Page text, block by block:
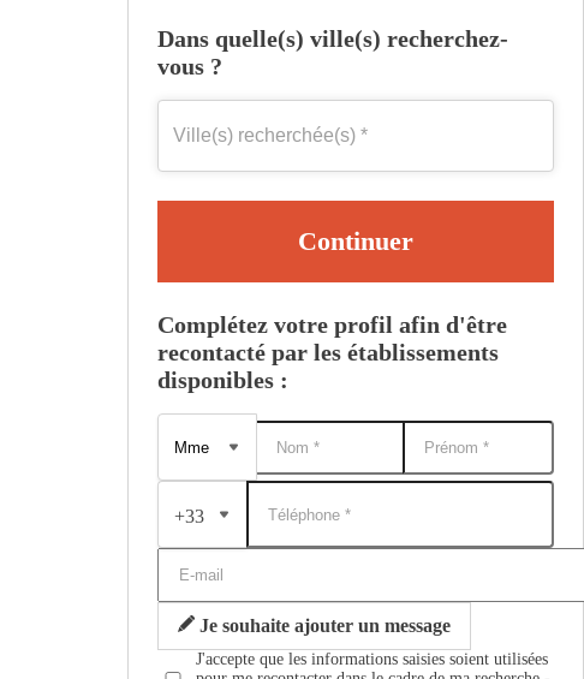
Dans quelle(s) ville(s) recherchez-
vous ?
Continuer
Complétez votre profil afin d'être
recontacté par les établissements
disponibles :
+33
Je souhaite ajouter un message
J'accepte que les informations saisies soient utilisées